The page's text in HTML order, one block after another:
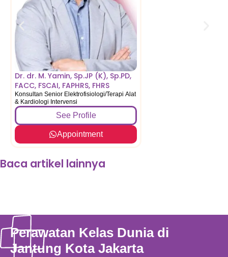
Dr. dr. M. Yamin, Sp.JP (K), Sp.PD,
FACC, FSCAI, FAPHRS, FHRS
Konsultan Senior Elektrofisiologi/Terapi Alat
& Kardiologi Intervensi
See Profile
Appointment
Baca artikel lainnya
Perawatan Kelas Dunia di
Jantung Kota Jakarta